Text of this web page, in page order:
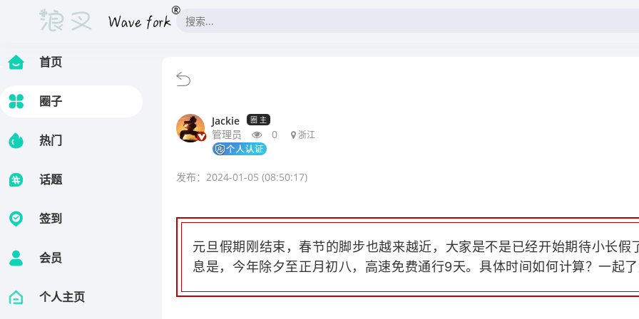
首页
圈子
热门
话题
签到
会员
个人主页
Jackie 圈 主
管理员 0 浙江
发布：2024-01-05 (08:50:17)
元旦假期刚结束，春节的脚步也越来越近，大家是不是已经开始期待小长假
息是，今年除夕至正月初八，高速免费通行9天。具体时间如何计算？一起